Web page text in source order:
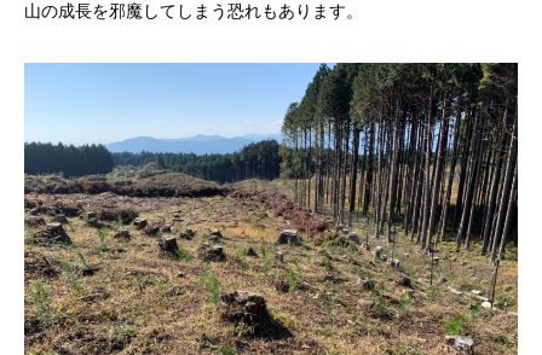
山の成長を邪魔してしまう恐れもあります。